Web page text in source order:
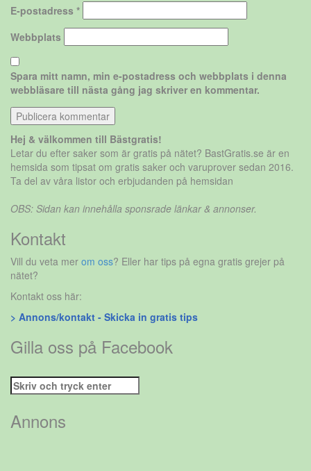
E-postadress *
Webbplats
Spara mitt namn, min e-postadress och webbplats i denna
webbläsare till nästa gång jag skriver en kommentar.
Hej & välkommen till Bästgratis!
Letar du efter saker som är gratis på nätet? BastGratis.se är en
hemsida som tipsat om gratis saker och varuprover sedan 2016.
Ta del av våra listor och erbjudanden på hemsidan
OBS: Sidan kan innehålla sponsrade länkar & annonser.
Kontakt
Vill du veta mer om oss? Eller har tips på egna gratis grejer på
nätet?
Kontakt oss här:
> Annons/kontakt - Skicka in gratis tips
Gilla oss på Facebook
Sök
efter:
Annons